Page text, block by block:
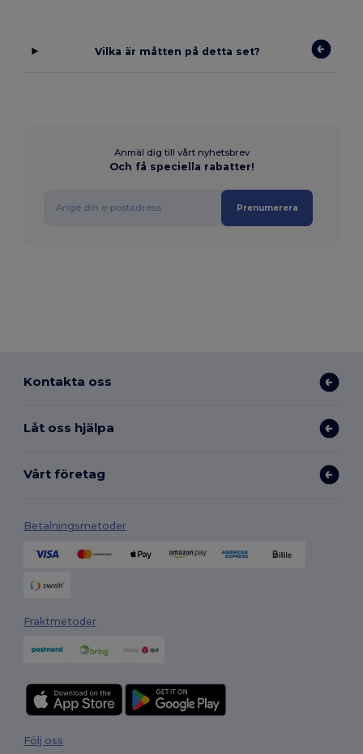
Vilka är måtten på detta set?
Anmäl dig till vårt nyhetsbrev
Och få speciella rabatter!
Prenumerera
Kontakta oss
Låt oss hjälpa
Vårt företag
Betalningsmetoder
Fraktmetoder
Följ oss